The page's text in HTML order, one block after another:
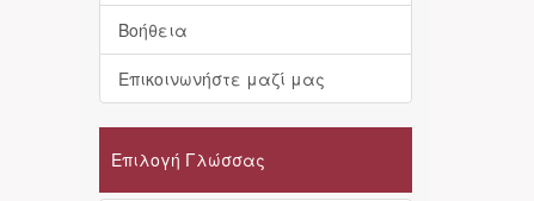
Βοήθεια
Επικοινωνήστε μαζί μας
Επιλογή Γλώσσας